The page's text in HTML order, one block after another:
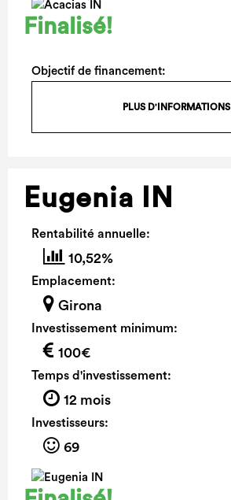
Finalisé!
Objectif de financement:
PLUS D'INFORMATIONS
Eugenia IN
Rentabilité annuelle:
10,52%
Emplacement:
Girona
Investissement minimum:
100€
Temps d'investissement:
12 mois
Investisseurs:
69